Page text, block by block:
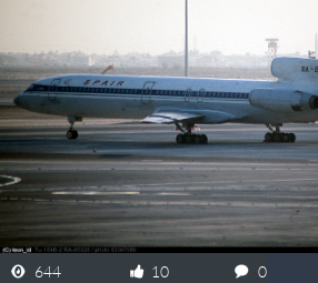
ЗАРЕГИСТРИРОВАТЬСЯ
644 10 0